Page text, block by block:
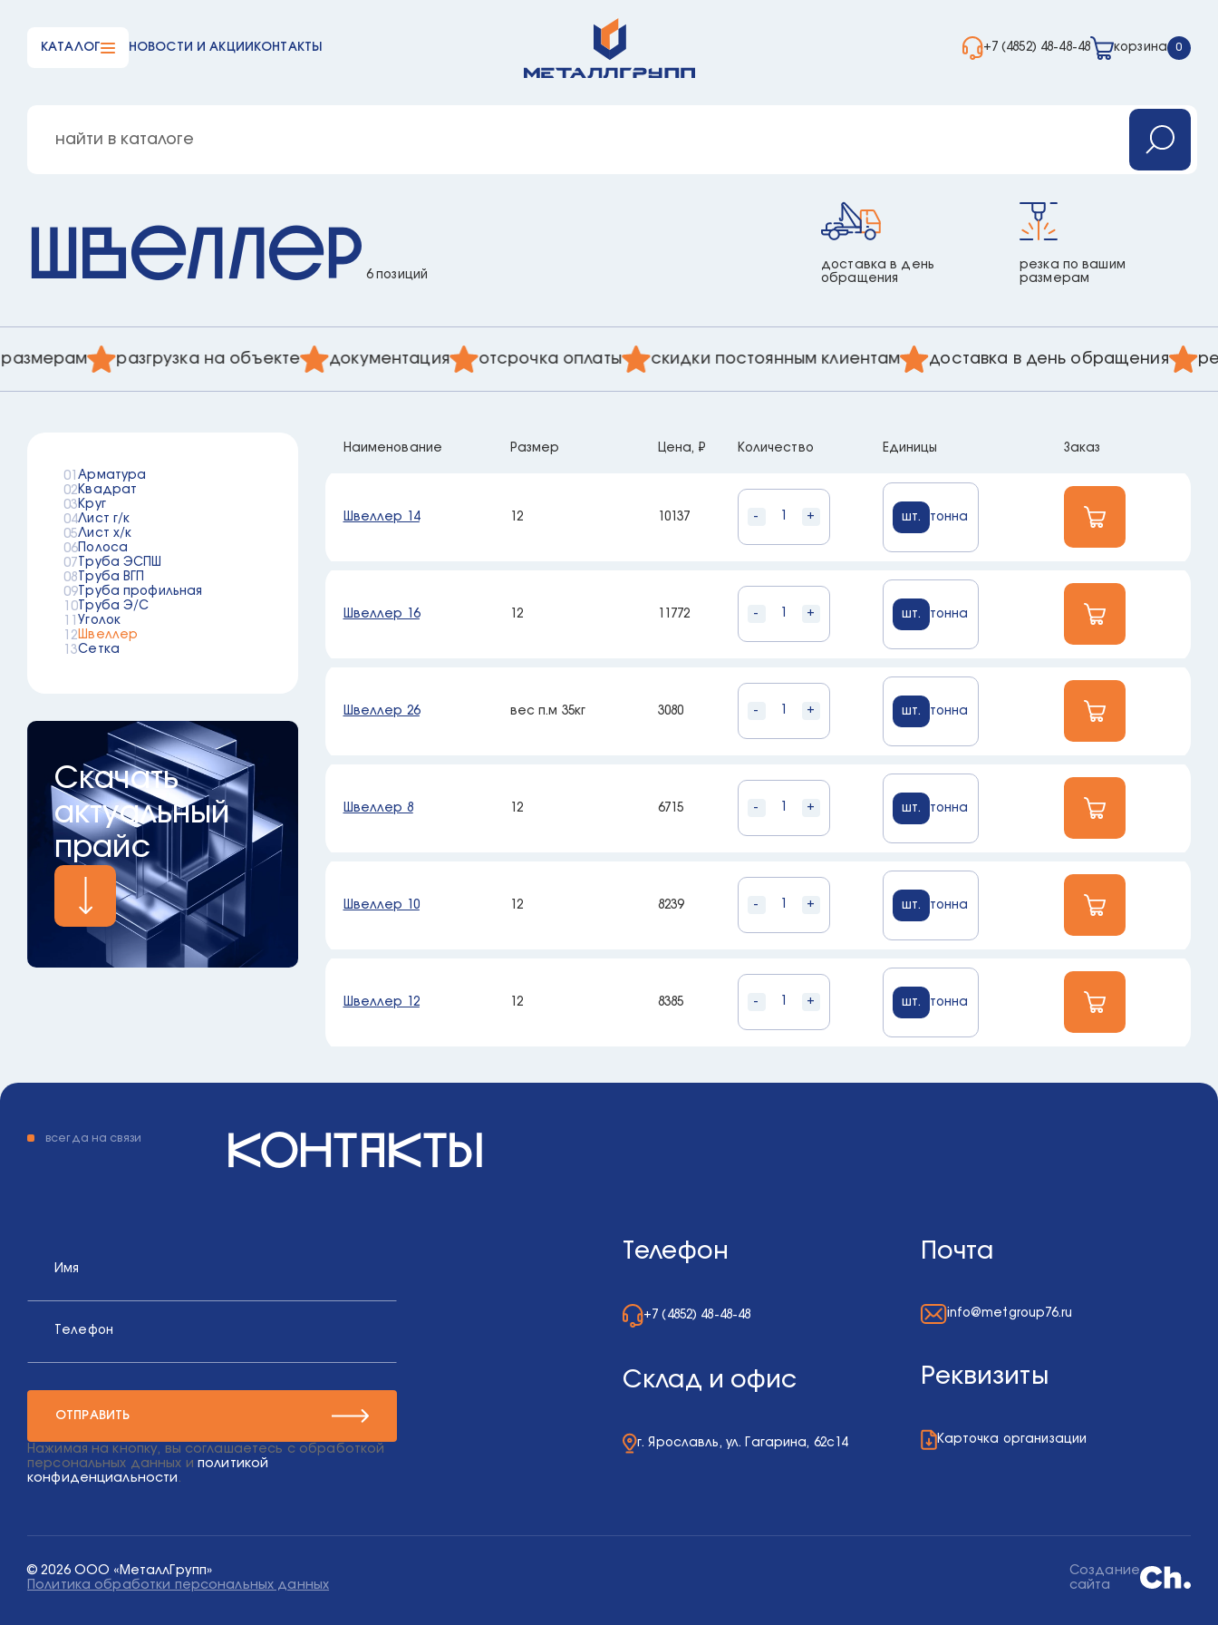
КАТАЛОГ НОВОСТИ И АКЦИИ КОНТАКТЫ +7 (4852) 48-48-48 корзина 0
Швеллер 6 позиций
доставка в день
обращения
резка по вашим
размерам
разгрузка на объекте документация отсрочка оплаты скидки постоянным клиентам доставка в день обращения
Арматура
Квадрат
Круг
Лист г/к
Лист х/к
Полоса
Труба ЭСПШ
Труба ВГП
Труба профильная
Труба Э/С
Уголок
Швеллер
Сетка
Скачать
актуальный
прайс
Наименование Размер Цена, ₽ Количество Единицы Заказ
Швеллер 14 12 10137 - + шт. тонна
Швеллер 16 12 11772 - + шт. тонна
Швеллер 26 вес п.м 35кг 3080 - + шт. тонна
Швеллер 8 12 6715 - + шт. тонна
Швеллер 10 12 8239 - + шт. тонна
Швеллер 12 12 8385 - + шт. тонна
всегда на связи контакты
Имя
Телефон
ОТПРАВИТЬ
Нажимая на кнопку, вы соглашаетесь с обработкой
персональных данных и политикой
конфиденциальности
Телефон
+7 (4852) 48-48-48
Склад и офис
г. Ярославль, ул. Гагарина, 62с14
Почта
info@metgroup76.ru
Реквизиты
Карточка организации
© 2026 ООО «МеталлГрупп»
Политика обработки персональных данных
Создание
сайта